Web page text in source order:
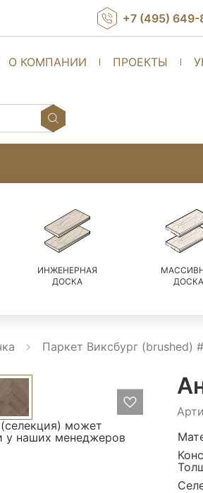
О КОМПАНИИ ПРОЕКТЫ
+7 (495) 649-
ИНЖЕНЕРНАЯ
ДОСКА
ДОСКА
Паркет Виксбург (brushed)
может
у наших менеджеров